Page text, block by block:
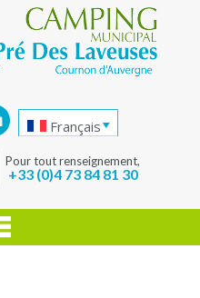
Français
Pour tout renseignement,
+33 (0)4 73 84 81 30